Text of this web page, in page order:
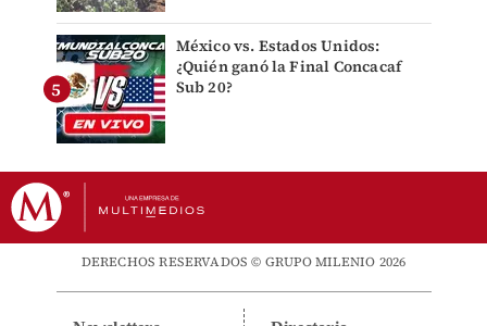
México vs. Estados Unidos:
¿Quién ganó la Final Concacaf
Sub 20?
DERECHOS RESERVADOS © GRUPO MILENIO 2026